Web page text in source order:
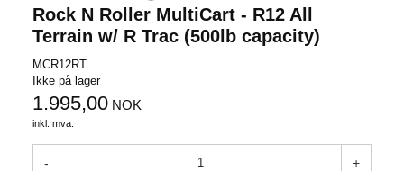
Rock N Roller MultiCart - R12 All
Terrain w/ R Trac (500lb capacity)
MCR12RT
Ikke på lager
1.995,00 NOK
inkl. mva.
- +